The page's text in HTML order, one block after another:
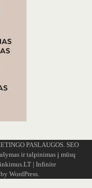
PASLAUGOS. SEO
ir talpinimas į mūsų
| Infinite
WordPress.